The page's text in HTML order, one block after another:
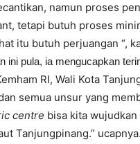
namun proses
tetapi butuh proses
itu butuh perjuangan “,
ini pula, ia mengucapkan
RI, Wali Kota
semua unsur yang
centre bisa kita wujudkan
Tanjungpinang.” ucapnya.